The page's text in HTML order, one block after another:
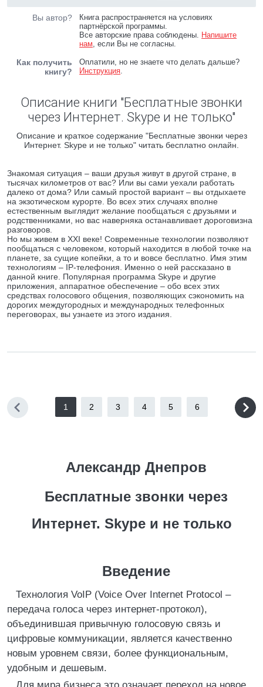
Вы автор?
Книга распространяется на условиях
партнёрской программы.
Все авторские права соблюдены. Напишите
нам, если Вы не согласны.
Как получить
книгу?
Оплатили, но не знаете что делать дальше?
Инструкция.
Описание книги "Бесплатные звонки
через Интернет. Skype и не только"
Описание и краткое содержание "Бесплатные звонки через
Интернет. Skype и не только" читать бесплатно онлайн.
Знакомая ситуация – ваши друзья живут в другой стране, в
тысячах километров от вас? Или вы сами уехали работать
далеко от дома? Или самый простой вариант – вы отдыхаете
на экзотическом курорте. Во всех этих случаях вполне
естественным выглядит желание пообщаться с друзьями и
родственниками, но вас наверняка останавливает дороговизна
разговоров.
Но мы живем в XXI веке! Современные технологии позволяют
пообщаться с человеком, который находится в любой точке на
планете, за сущие копейки, а то и вовсе бесплатно. Имя этим
технологиям – IP-телефония. Именно о ней рассказано в
данной книге. Популярная программа Skype и другие
приложения, аппаратное обеспечение – обо всех этих
средствах голосового общения, позволяющих сэкономить на
дорогих междугородных и международных телефонных
переговорах, вы узнаете из этого издания.
1 2 3 4 5 6
Александр Днепров
Бесплатные звонки через
Интернет. Skype и не только
Введение
Технология VoIP (Voice Over Internet Protocol –
передача голоса через интернет-протокол),
объединившая привычную голосовую связь и
цифровые коммуникации, является качественно
новым уровнем связи, более функциональным,
удобным и дешевым.